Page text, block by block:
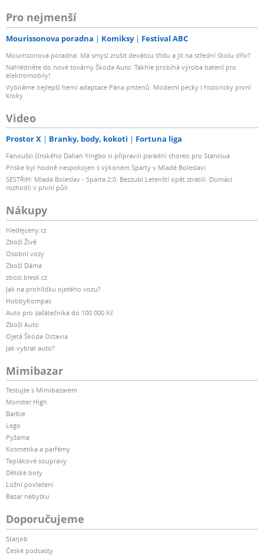
Pro nejmenší
Mourissonova poradna Komiksy Festival ABC
Mourrisonova poradna: Má smysl zrušit devátou třídu a jít na střední školu dřív?
Nahlédněte do nové továrny Škoda Auto: Takhle probíhá výroba baterií pro
elektromobily!
Vybíráme nejlepší herní adaptace Pána prstenů. Moderní pecky i historicky první
kroky
Video
Prostor X Branky, body, kokoti Fortuna liga
Fanoušci čínského Dalian Yingbo si připravili parádní choreo pro Stanciua
Priske byl hodně nespokojen s výkonem Sparty v Mladé Boleslavi
SESTŘIH: Mladá Boleslav - Sparta 2:0. Bezzubí Letenští opět ztratili. Domácí
rozhodli v první půli
Nákupy
hledejceny.cz
Zboží Živě
Osobní vozy
Zboží Dáma
zbozi.blesk.cz
Jak na prohlídku ojetého vozu?
HobbyKompas
Auto pro začátečníka do 100 000 Kč
Zboží Auto
Ojetá Škoda Octavia
Jak vybrat auto?
Mimibazar
Testujte s Mimibazarem
Monster High
Barbie
Lego
Pyžama
Kosmetika a parfémy
Teplákové soupravy
Dětské boty
Ložní povlečení
Bazar nábytku
Doporučujeme
Starjob
České podcasty